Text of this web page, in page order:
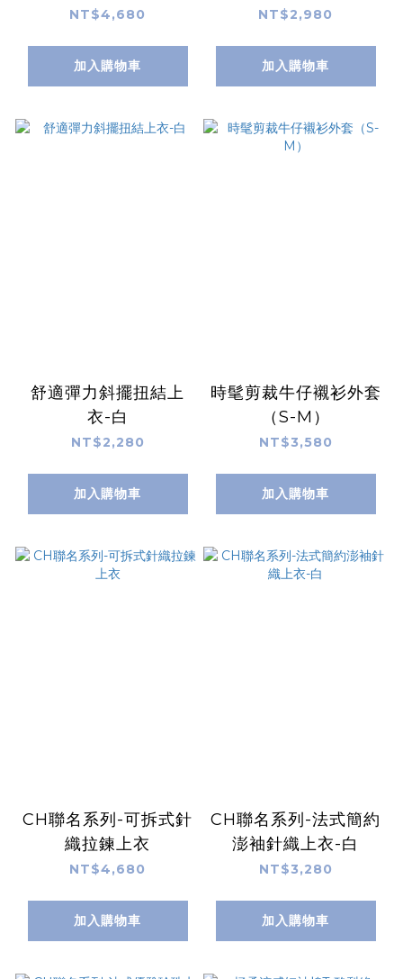
NT$4,680
加入購物車
NT$2,980
加入購物車
舒適彈力斜擺扭結上
衣-白
NT$2,280
加入購物車
時髦剪裁牛仔襯衫外套
（S-M）
NT$3,580
加入購物車
CH聯名系列-可拆式針
織拉鍊上衣
NT$4,680
加入購物車
CH聯名系列-法式簡約
澎袖針織上衣-白
NT$3,280
加入購物車